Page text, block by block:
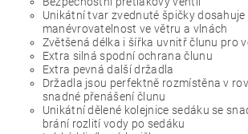
Unikátní tvar zvednuté špičky dosahuje
manévrovatelnost ve větru a vlnách
Zvětšená délka i šířka uvnitř člunu pro
Extra silná spodní ochrana člunu
Extra pevná další držadla
Držadla jsou perfektně rozmístěna v
snadné přenášení člunu
Unikátní dělené kolejnice sedáku se
brání rozlití vody po sedáku